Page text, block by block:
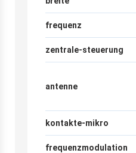
frequenz
zentrale-steuerung
antenne
kontakte-mikro
frequenzmodulation